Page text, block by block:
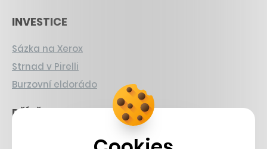
INVESTICE
Sázka na Xerox
Strnad v Pirelli
Burzovní eldorádo
PŘÍBĚHY Z GASTRA
Boční projekt, co se zvrtnul